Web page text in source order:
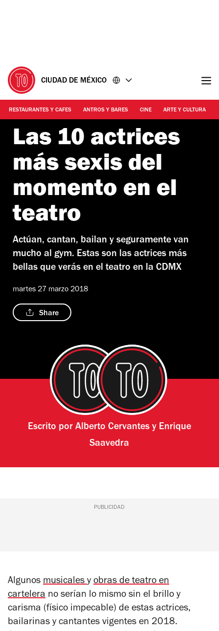
CIUDAD DE MÉXICO
RESTAURANTES Y CAFES ANTROS Y BARES CINE ARTE Y CULTURA
Las 10 actrices
más sexis del
momento en el
teatro
Actúan, cantan, bailan y seguramente van
mucho al gym. Estas son las actrices más
bellas que verás en el teatro en la CDMX
martes 27 marzo 2018
Share
Escrito por Alberto Cervantesy Enrique
Saavedra
PUBLICIDAD
Algunos musicales y obras de teatro en
cartelera no serían lo mismo sin el brillo y
carisma (físico impecable) de estas actrices,
bailarinas y cantantes vigentes en 2018.